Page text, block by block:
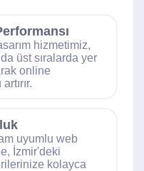
hizmetimiz,
üst sıralarda yer
online
uyumlu web
İzmir'deki
kolayca